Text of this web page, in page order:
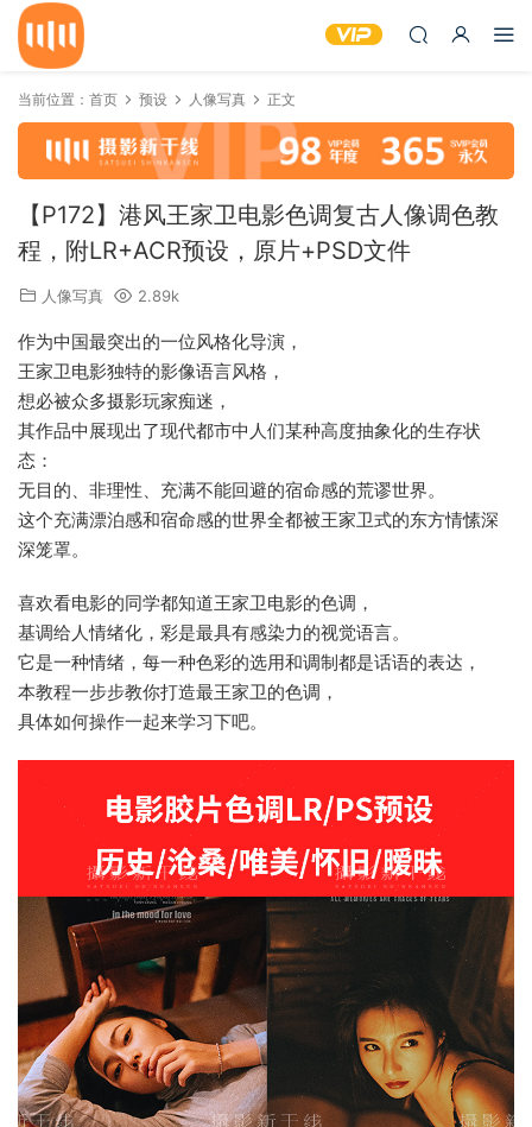
当前位置： 首页 预设 人像写真 正文
【P172】港风王家卫电影色调复古人像调色教
程，附LR+ACR预设，原片+PSD文件
人像写真 2.89k
作为中国最突出的一位风格化导演，
王家卫电影独特的影像语言风格，
想必被众多摄影玩家痴迷，
其作品中展现出了现代都市中人们某种高度抽象化的生存状
态：
无目的、非理性、充满不能回避的宿命感的荒谬世界。
这个充满漂泊感和宿命感的世界全都被王家卫式的东方情愫深
深笼罩。
喜欢看电影的同学都知道王家卫电影的色调，
基调给人情绪化，彩是最具有感染力的视觉语言。
它是一种情绪，每一种色彩的选用和调制都是话语的表达，
本教程一步步教你打造最王家卫的色调，
具体如何操作一起来学习下吧。